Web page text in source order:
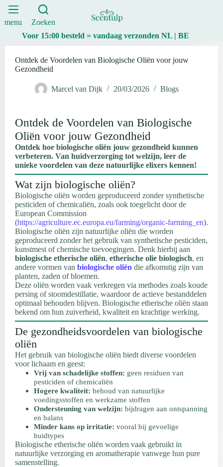
Ga
naar
demenu
Zoeken
Voor 15:00 besteld = vandaag verzonden NL | BE
Ontdek de Voordelen van Biologische Oliën voor jouw
Gezondheid
Marcel van Dijk 20/03/2026 Blogs
Ontdek de Voordelen van Biologische
Oliën voor jouw Gezondheid
Ontdek hoe biologische oliën jouw gezondheid kunnen
verbeteren. Van huidverzorging tot welzijn, leer de
unieke voordelen van deze natuurlijke elixers kennen!
Wat zijn biologische oliën?
Biologische oliën worden geproduceerd zonder synthetische
pesticiden of chemicaliën, zoals ook toegelicht door de
European Commission
(https://agriculture.ec.europa.eu/farming/organic-farming_en).
Biologische oliën zijn natuurlijke oliën die worden
geproduceerd zonder het gebruik van synthetische pesticiden,
kunstmest of chemische toevoegingen. Denk hierbij aan
biologische etherische oliën, etherische olie biologisch, en
andere vormen van biologische oliën die afkomstig zijn van
planten, zaden of bloemen.
Deze oliën worden vaak verkregen via methodes zoals koude
persing of stoomdestillatie, waardoor de actieve bestanddelen
optimaal behouden blijven. Biologische etherische oliën staan
bekend om hun zuiverheid, kwaliteit en krachtige werking.
De gezondheidsvoordelen van biologische
oliën
Het gebruik van biologische oliën biedt diverse voordelen
voor lichaam en geest:
Vrij van schadelijke stoffen: geen residuen van
pesticiden of chemicaliën
Hogere kwaliteit: behoud van natuurlijke
voedingsstoffen en werkzame stoffen
Ondersteuning van welzijn: bijdragen aan ontspanning
en balans
Minder kans op irritatie: vooral bij gevoelige
huidtypes
Biologische etherische oliën worden vaak gebruikt in
natuurlijke verzorging en aromatherapie vanwege hun pure
samenstelling.